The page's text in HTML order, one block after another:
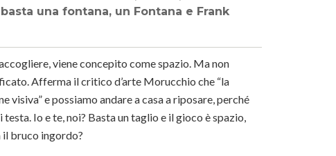
una fontana, un Fontana e Frank
viene concepito come spazio. Ma non
Afferma il critico d’arte Morucchio che “la
visiva” e possiamo andare a casa a riposare, perché
Io e te, noi? Basta un taglio e il gioco è spazio,
il bruco ingordo?